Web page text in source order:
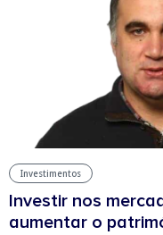
Investimentos
Investir nos
aumentar o